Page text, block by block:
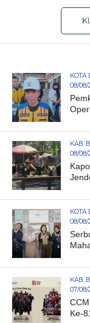
KOTA
08/08/
KAB.
08/08/
KOTA
08/08/
KAB.
07/08/
Ke-